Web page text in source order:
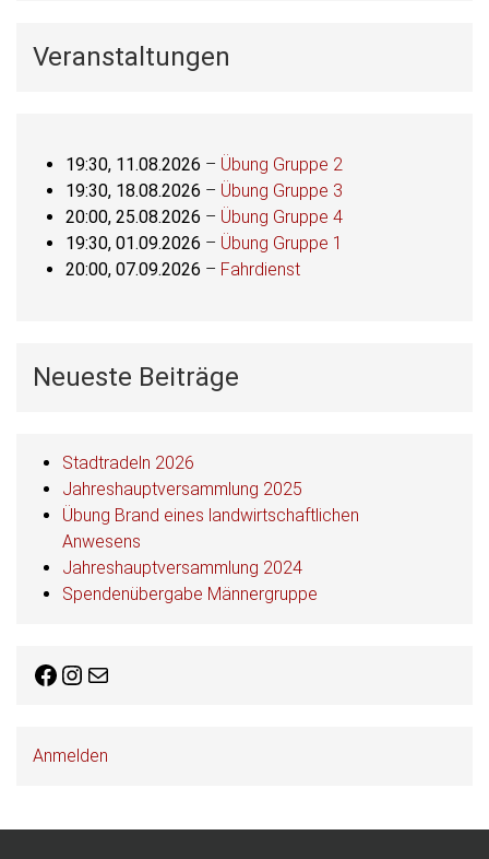
Veranstaltungen
19:30, 11.08.2026 – Übung Gruppe 2
19:30, 18.08.2026 – Übung Gruppe 3
20:00, 25.08.2026 – Übung Gruppe 4
19:30, 01.09.2026 – Übung Gruppe 1
20:00, 07.09.2026 – Fahrdienst
Neueste Beiträge
Stadtradeln 2026
Jahreshauptversammlung 2025
Übung Brand eines landwirtschaftlichen
Anwesens
Jahreshauptversammlung 2024
Spendenübergabe Männergruppe
Facebook
Instagram
E-Mail
Anmelden